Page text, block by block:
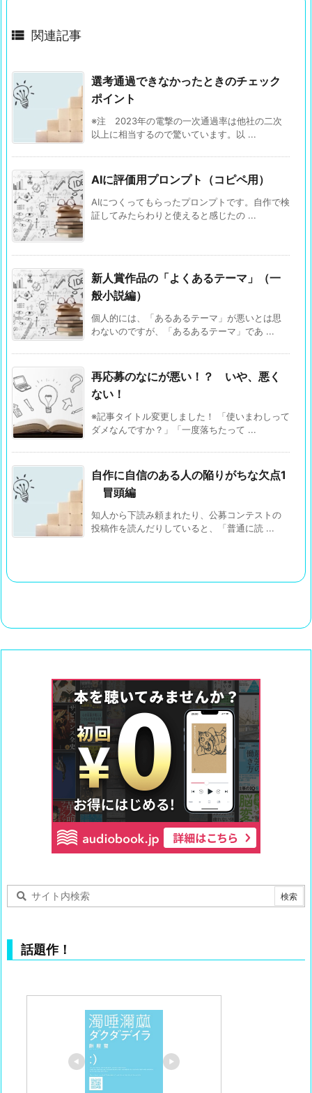
 関連記事
選考通過できなかったときのチェック
ポイント
※注 2023年の電撃の一次通過率は他社の二次
以上に相当するので驚いています。以 ...
AIに評価用プロンプト（コピペ用）
AIにつくってもらったプロンプトです。自作で検
証してみたらわりと使えると感じたの ...
新人賞作品の「よくあるテーマ」（一
般小説編）
個人的には、「あるあるテーマ」が悪いとは思
わないのですが、「あるあるテーマ」であ ...
再応募のなにが悪い！？ いや、悪く
ない！
※記事タイトル変更しました！ 「使いまわしって
ダメなんですか？」「一度落ちたって ...
自作に自信のある人の陥りがちな欠点1
冒頭編
知人から下読み頼まれたり、公募コンテストの
投稿作を読んだりしていると、「普通に読 ...
話題作！